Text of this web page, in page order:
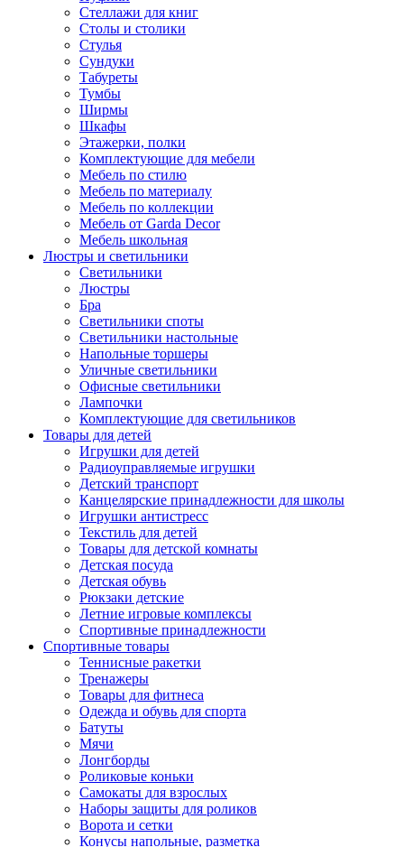
Стеллажи для книг
Столы и столики
Стулья
Сундуки
Табуреты
Тумбы
Ширмы
Шкафы
Этажерки, полки
Комплектующие для мебели
Мебель по стилю
Мебель по материалу
Мебель по коллекции
Мебель от Garda Decor
Мебель школьная
Люстры и светильники
Светильники
Люстры
Бра
Светильники споты
Светильники настольные
Напольные торшеры
Уличные светильники
Офисные светильники
Лампочки
Комплектующие для светильников
Товары для детей
Игрушки для детей
Радиоуправляемые игрушки
Детский транспорт
Канцелярские принадлежности для школы
Игрушки антистресс
Текстиль для детей
Товары для детской комнаты
Детская посуда
Детская обувь
Рюкзаки детские
Летние игровые комплексы
Спортивные принадлежности
Спортивные товары
Теннисные ракетки
Тренажеры
Товары для фитнеса
Одежда и обувь для спорта
Батуты
Мячи
Лонгборды
Роликовые коньки
Самокаты для взрослых
Наборы защиты для роликов
Ворота и сетки
Конусы напольные, разметка